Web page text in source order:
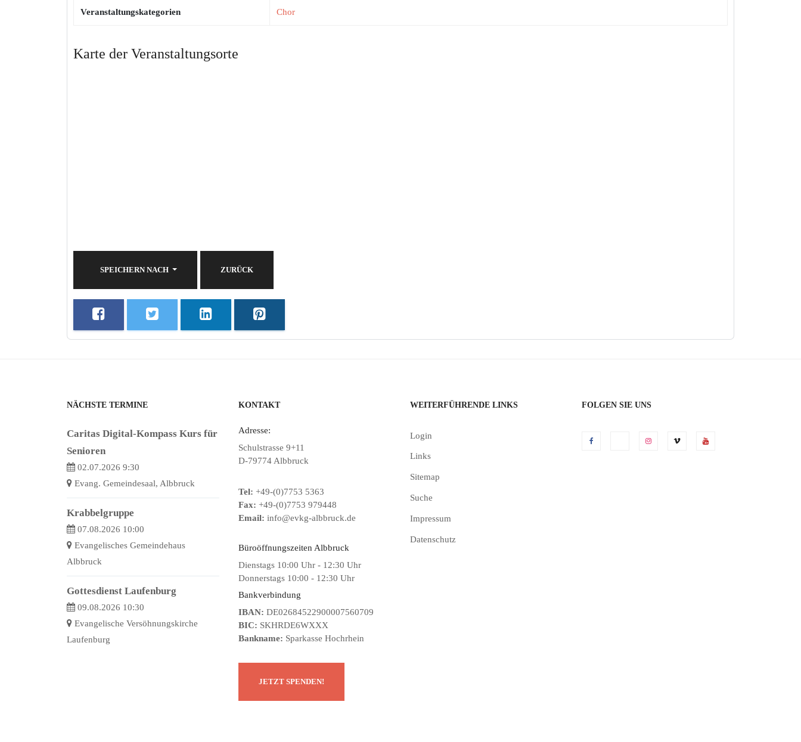
Veranstaltungskategorien Chor
Karte der Veranstaltungsorte
SPEICHERN NACH ZURÜCK
NÄCHSTE TERMINE
Caritas Digital-Kompass Kurs für
Senioren
02.07.2026 9:30
Evang. Gemeindesaal, Albbruck
Krabbelgruppe
07.08.2026 10:00
Evangelisches Gemeindehaus
Albbruck
Gottesdienst Laufenburg
09.08.2026 10:30
Evangelische Versöhnungskirche
Laufenburg
KONTAKT
Adresse:
Schulstrasse 9+11
D-79774 Albbruck
Tel: +49-(0)7753 5363
Fax: +49-(0)7753 979448
Email: info@evkg-albbruck.de
Büroöffnungszeiten Albbruck
Dienstags 10:00 Uhr - 12:30 Uhr
Donnerstags 10:00 - 12:30 Uhr
Bankverbindung
IBAN: DE02684522900007560709
BIC: SKHRDE6WXXX
Bankname: Sparkasse Hochrhein
WEITERFÜHRENDE LINKS
Login
Links
Sitemap
Suche
Impressum
Datenschutz
FOLGEN SIE UNS